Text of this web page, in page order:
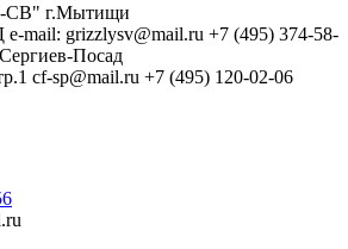
СВ" г.Мытищи
e-mail: grizzlysv@mail.ru +7 (495) 374-58-
Посад
cf-sp@mail.ru +7 (495) 120-02-06